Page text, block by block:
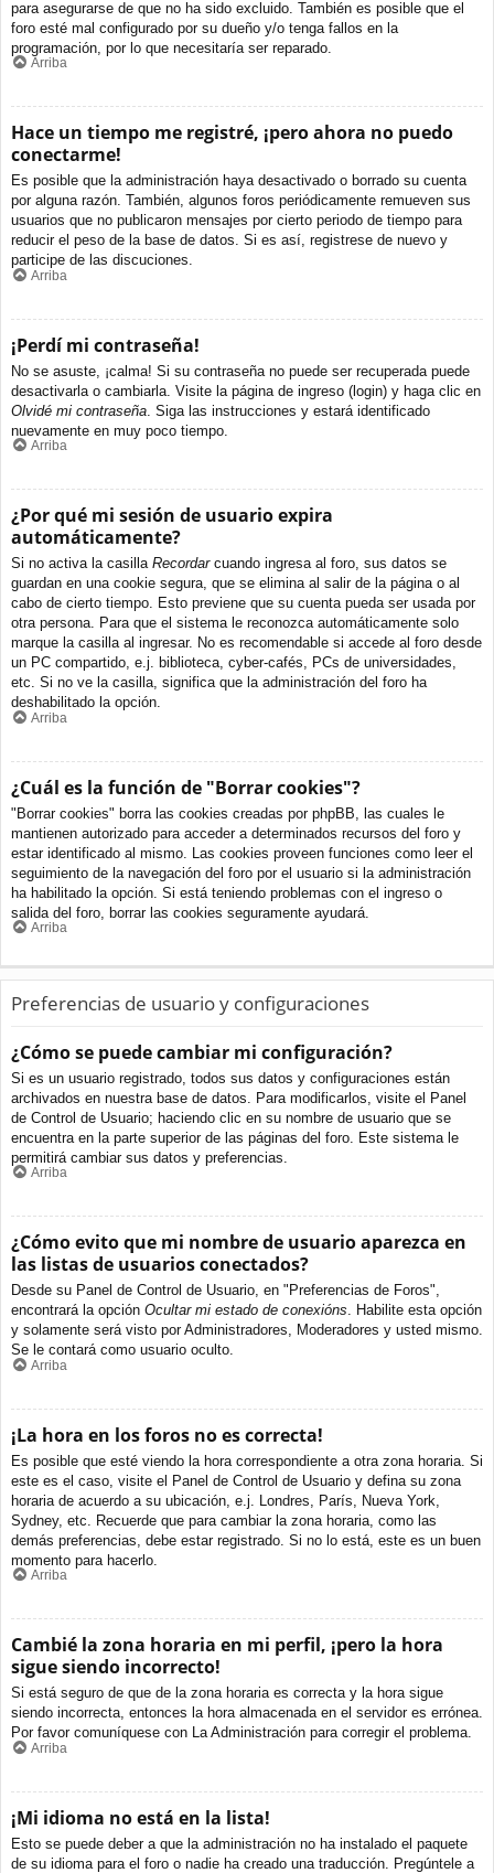
para asegurarse de que no ha sido excluido. También es posible que el
foro esté mal configurado por su dueño y/o tenga fallos en la
programación, por lo que necesitaría ser reparado.
Arriba
Hace un tiempo me registré, ¡pero ahora no puedo
conectarme!
Es posible que la administración haya desactivado o borrado su cuenta
por alguna razón. También, algunos foros periódicamente remueven sus
usuarios que no publicaron mensajes por cierto periodo de tiempo para
reducir el peso de la base de datos. Si es así, registrese de nuevo y
participe de las discuciones.
Arriba
¡Perdí mi contraseña!
No se asuste, ¡calma! Si su contraseña no puede ser recuperada puede
desactivarla o cambiarla. Visite la página de ingreso (login) y haga clic en
Olvidé mi contraseña . Siga las instrucciones y estará identificado
nuevamente en muy poco tiempo.
Arriba
¿Por qué mi sesión de usuario expira
automáticamente?
Si no activa la casilla Recordarcuando ingresa al foro, sus datos se
guardan en una cookie segura, que se elimina al salir de la página o al
cabo de cierto tiempo. Esto previene que su cuenta pueda ser usada por
otra persona. Para que el sistema le reconozca automáticamente solo
marque la casilla al ingresar. No es recomendable si accede al foro desde
un PC compartido, e.j. biblioteca, cyber-cafés, PCs de universidades,
etc. Si no ve la casilla, significa que la administración del foro ha
deshabilitado la opción.
Arriba
¿Cuál es la función de "Borrar cookies"?
"Borrar cookies" borra las cookies creadas por phpBB, las cuales le
mantienen autorizado para acceder a determinados recursos del foro y
estar identificado al mismo. Las cookies proveen funciones como leer el
seguimiento de la navegación del foro por el usuario si la administración
ha habilitado la opción. Si está teniendo problemas con el ingreso o
salida del foro, borrar las cookies seguramente ayudará.
Arriba
Preferencias de usuario y configuraciones
¿Cómo se puede cambiar mi configuración?
Si es un usuario registrado, todos sus datos y configuraciones están
archivados en nuestra base de datos. Para modificarlos, visite el Panel
de Control de Usuario; haciendo clic en su nombre de usuario que se
encuentra en la parte superior de las páginas del foro. Este sistema le
permitirá cambiar sus datos y preferencias.
Arriba
¿Cómo evito que mi nombre de usuario aparezca en
las listas de usuarios conectados?
Desde su Panel de Control de Usuario, en "Preferencias de Foros",
encontrará la opción Ocultar mi estado de conexións. Habilite esta opción
y solamente será visto por Administradores, Moderadores y usted mismo.
Se le contará como usuario oculto.
Arriba
¡La hora en los foros no es correcta!
Es posible que esté viendo la hora correspondiente a otra zona horaria. Si
este es el caso, visite el Panel de Control de Usuario y defina su zona
horaria de acuerdo a su ubicación, e.j. Londres, París, Nueva York,
Sydney, etc. Recuerde que para cambiar la zona horaria, como las
demás preferencias, debe estar registrado. Si no lo está, este es un buen
momento para hacerlo.
Arriba
Cambié la zona horaria en mi perfil, ¡pero la hora
sigue siendo incorrecto!
Si está seguro de que de la zona horaria es correcta y la hora sigue
siendo incorrecta, entonces la hora almacenada en el servidor es errónea.
Por favor comuníquese con La Administración para corregir el problema.
Arriba
¡Mi idioma no está en la lista!
Esto se puede deber a que la administración no ha instalado el paquete
de su idioma para el foro o nadie ha creado una traducción. Pregúntele a